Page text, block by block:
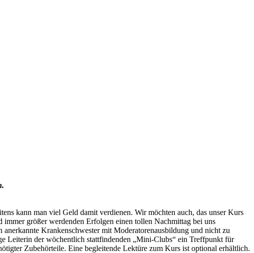
kann man viel Geld damit verdienen. Wir möchten auch, das unser Kurs
größer werdenden Erfolgen einen tollen Nachmittag bei uns
Krankenschwester mit Moderatorenausbildung und nicht zu
Leiterin der wöchentlich stattfindenden „Mini-Clubs“ ein Treffpunkt für
Zubehörteile. Eine begleitende Lektüre zum Kurs ist optional erhältlich.